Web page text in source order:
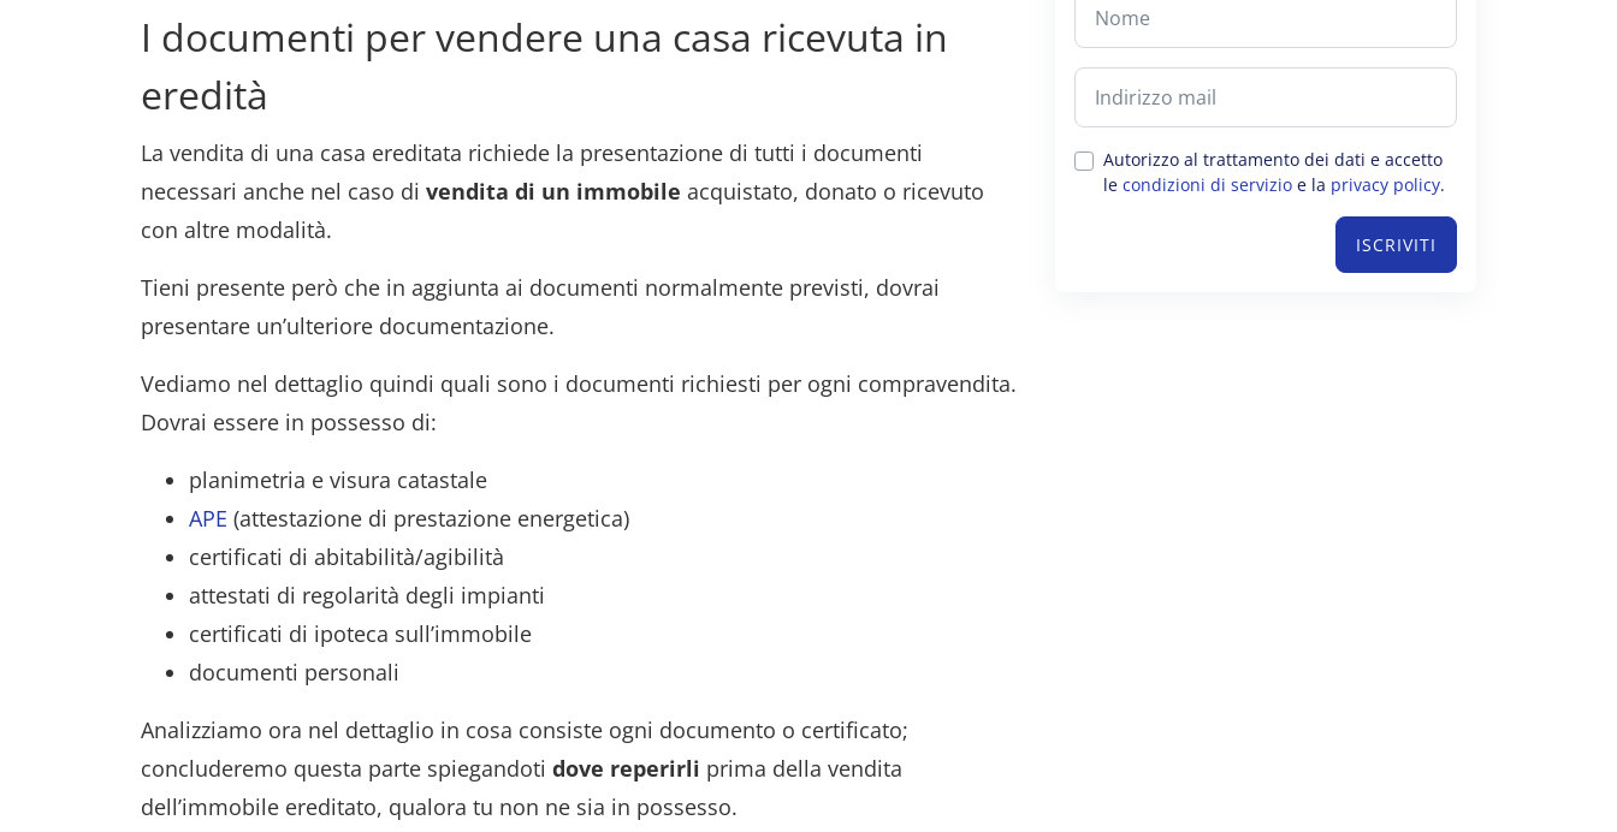
I documenti per vendere una casa ricevuta in
eredità
La vendita di una casa ereditata richiede la presentazione di tutti i documenti
necessari anche nel caso di vendita di un immobile acquistato, donato o ricevuto
con altre modalità.
Tieni presente però che in aggiunta ai documenti normalmente previsti, dovrai
presentare un’ulteriore documentazione.
Vediamo nel dettaglio quindi quali sono i documenti richiesti per ogni compravendita.
Dovrai essere in possesso di:
planimetria e visura catastale
APE (attestazione di prestazione energetica)
certificati di abitabilità/agibilità
attestati di regolarità degli impianti
certificati di ipoteca sull’immobile
documenti personali
Analizziamo ora nel dettaglio in cosa consiste ogni documento o certificato;
concluderemo questa parte spiegandoti dove reperirli prima della vendita
dell’immobile ereditato, qualora tu non ne sia in possesso.
Autorizzo al trattamento dei dati e accetto
le condizioni di servizio e la privacy policy.
ISCRIVITI